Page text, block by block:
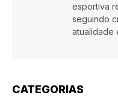
esportiva
seguindo
atualidade
CATEGORIAS